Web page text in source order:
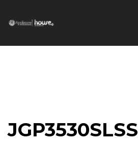
JGP3530SLSS